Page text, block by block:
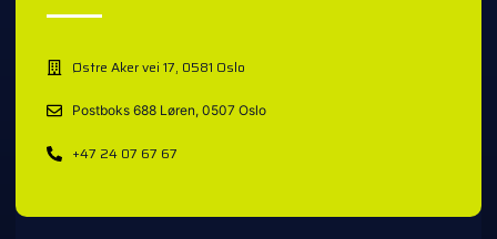
Østre Aker vei 17, 0581 Oslo
Postboks 688 Løren, 0507 Oslo
+47 24 07 67 67